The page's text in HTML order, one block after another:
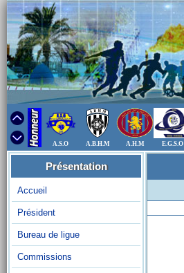
A.S.O A.B.H.M A.H.M E.G.S.O
Présentation
Accueil
Président
Bureau de ligue
Commissions